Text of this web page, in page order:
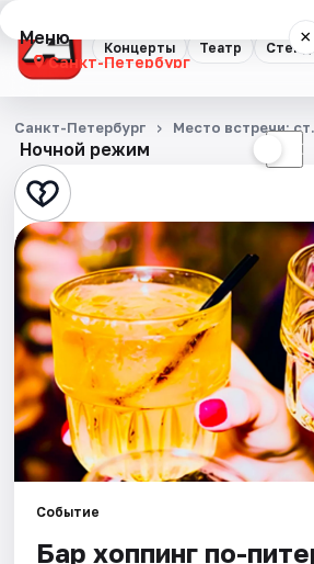
Концерты Театр
Меню ×
Санкт-Петербург
Концерты
Театр
Стендап
Выставки
Квесты
Экскурсии
Спорт
События
Города
Ночной режим ☾
Санкт-Петербург Место встречи:
Событие
Бар хоппинг по-